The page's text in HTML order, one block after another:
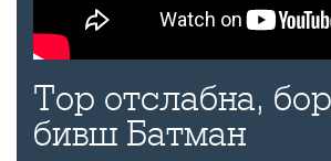
Тор отслабна,
бивш Батман